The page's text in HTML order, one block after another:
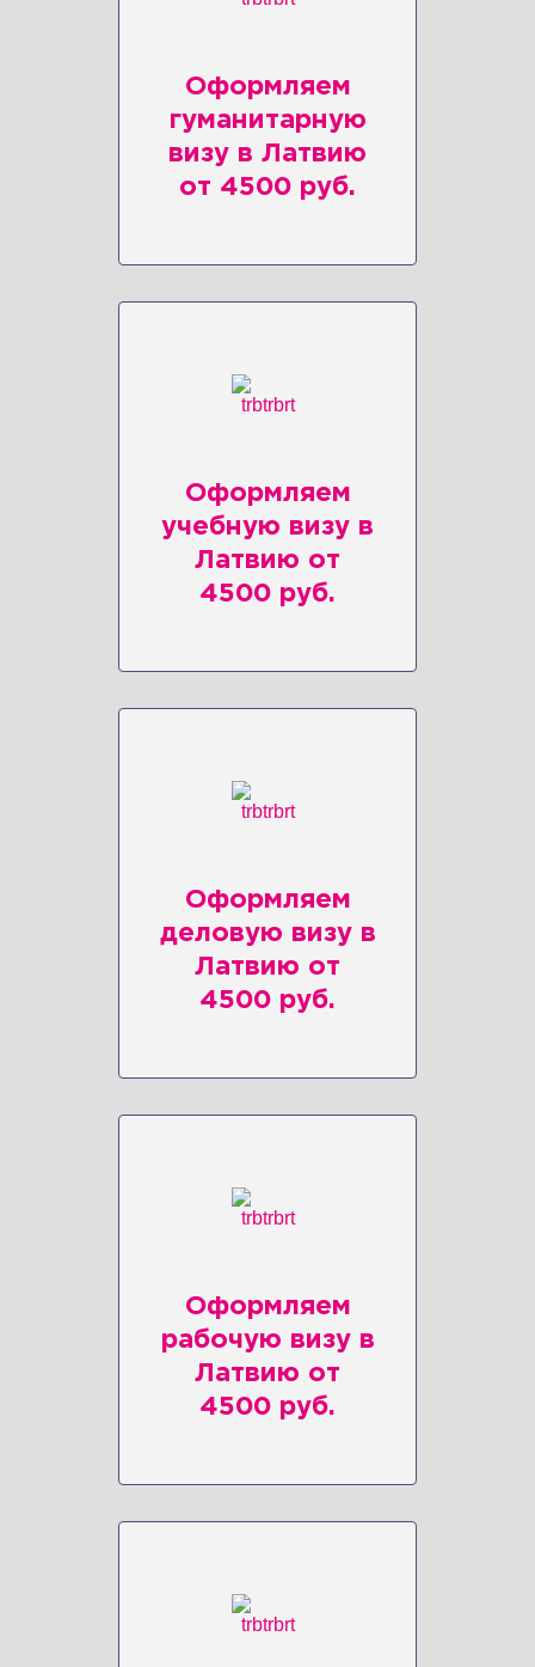
Оформляем
гуманитарную
визу в Латвию
от 4500 руб.
Оформляем
учебную визу в
Латвию от
4500 руб.
Оформляем
деловую визу в
Латвию от
4500 руб.
Оформляем
рабочую визу в
Латвию от
4500 руб.